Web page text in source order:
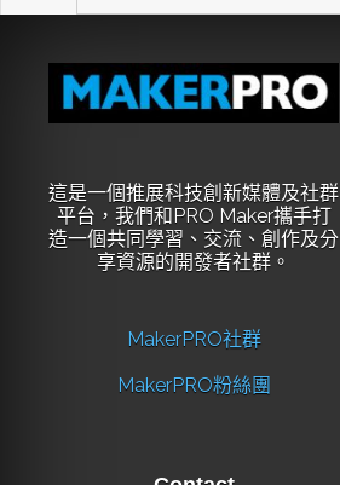
這是一個推展科技創新媒體及社群
平台，我們和PRO Maker攜手打
造一個共同學習、交流、創作及分
享資源的開發者社群。
MakerPRO社群
MakerPRO粉絲團